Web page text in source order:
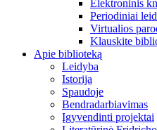
Elektroninis
Periodiniai
Virtualios
Klauskite
Apie biblioteką
Leidyba
Istorija
Spaudoje
Bendradarbiavimas
Įgyvendinti projektai